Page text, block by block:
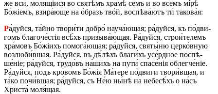
же вси́, моля́щіися во святѣ́мъ хра́­мѣ се́мъ и во все́мъ мíрѣ
Бо́жіемъ, взи­ра́­ю­ще на о́бразъ тво́й, вос­пѣ­ва́­ютъ ти́ та­ко­ва́я:
Ра́дуй­ся, та́й­но тво­ри́­ти до­бро́ нау­ча́­ю­щая; ра́дуй­ся, къ по́­дви­
гомъ бла­го­че́­стія всѣ́хъ при­зы­ва́­ю­щая. Ра́дуй­ся, стро­и́­те­лемъ
хра́­мовъ Бо́жіихъ по­мо­га́­ю­щая; ра́дуй­ся, святы́ню цер­ко́в­ную
воз­лю­би́в­шая. Ра́дуй­ся, въ дѣ́­лѣхъ бла­ги́хъ усе́рд­ное по­спѣ­
ше́ніе; ра́дуй­ся, тру­до́въ на́­шихъ на пути́ спа­се́нія облег­че́ніе.
Ра́дуй­ся, подъ кро́­вомъ Бо́жія Ма́­те­ре по́­дви­ги тво­ри́в­шая, и
та́ко по­чи́в­шая; ра́дуй­ся, съ Не́ю ны́нѣ на не­бе­сѣ́хъ о на́съ
Хри­ста́ моля́щая.